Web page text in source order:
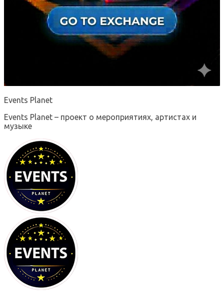
Events Planet
Events Planet – проект о мероприятиях, артистах и
музыке